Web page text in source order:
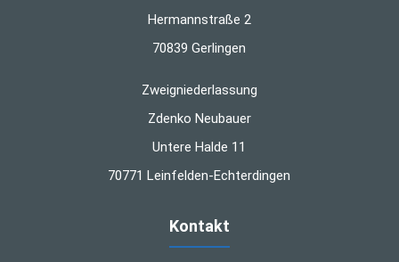
Hermannstraße 2
70839 Gerlingen
Zweigniederlassung
Zdenko Neubauer
Untere Halde 11
70771 Leinfelden-Echterdingen
Kontakt